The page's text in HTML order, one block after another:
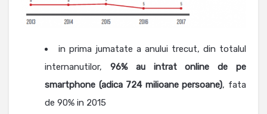
in prima jumatate a anului trecut, din totalul
internanutilor, 96% au intrat online de pe
smartphone (adica 724 milioane persoane), fata
de 90% in 2015